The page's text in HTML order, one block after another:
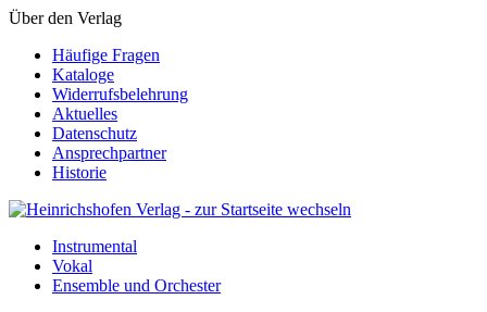
Über den Verlag
Häufige Fragen
Kataloge
Widerrufsbelehrung
Aktuelles
Datenschutz
Ansprechpartner
Historie
Instrumental
Vokal
Ensemble und Orchester